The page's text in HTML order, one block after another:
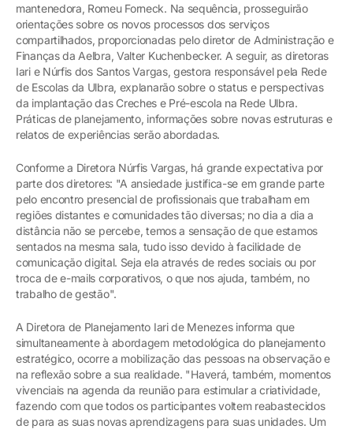
mantenedora, Romeu Forneck. Na sequência, prosseguirão
orientações sobre os novos processos dos serviços
compartilhados, proporcionadas pelo diretor de Administração e
Finanças da Aelbra, Valter Kuchenbecker. A seguir, as diretoras
Iari e Núrfis dos Santos Vargas, gestora responsável pela Rede
de Escolas da Ulbra, explanarão sobre o status e perspectivas
da implantação das Creches e Pré-escola na Rede Ulbra.
Práticas de planejamento, informações sobre novas estruturas e
relatos de experiências serão abordadas.
Conforme a Diretora Núrfis Vargas, há grande expectativa por
parte dos diretores: "A ansiedade justifica-se em grande parte
pelo encontro presencial de profissionais que trabalham em
regiões distantes e comunidades tão diversas; no dia a dia a
distância não se percebe, temos a sensação de que estamos
sentados na mesma sala, tudo isso devido à facilidade de
comunicação digital. Seja ela através de redes sociais ou por
troca de e-mails corporativos, o que nos ajuda, também, no
trabalho de gestão".
A Diretora de Planejamento Iari de Menezes informa que
simultaneamente à abordagem metodológica do planejamento
estratégico, ocorre a mobilização das pessoas na observação e
na reflexão sobre a sua realidade. "Haverá, também, momentos
vivenciais na agenda da reunião para estimular a criatividade,
fazendo com que todos os participantes voltem reabastecidos
de para as suas novas aprendizagens para suas unidades. Um